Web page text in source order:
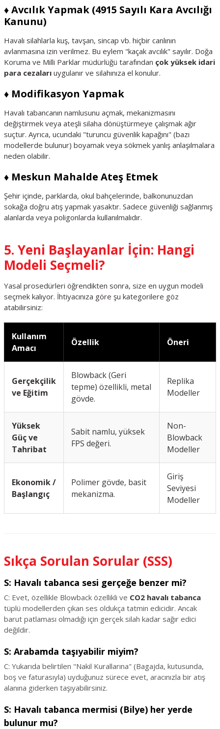
♦️ Avcılık Yapmak (4915 Sayılı Kara Avcılığı
Kanunu)
Havalı silahlarla kuş, tavşan, sincap vb. hiçbir canlının
avlanmasına izin verilmez. Bu eylem "kaçak avcılık" sayılır. Doğa
Koruma ve Milli Parklar müdürlüğü tarafından çok yüksek idari
para cezaları uygulanır ve silahınıza el konulur.
♦️ Modifikasyon Yapmak
Havalı tabancanın namlusunu açmak, mekanizmasını
değiştirmek veya ateşli silaha dönüştürmeye çalışmak ağır
suçtur. Ayrıca, ucundaki "turuncu güvenlik kapağını" (bazı
modellerde bulunur) boyamak veya sökmek yanlış anlaşılmalara
neden olabilir.
♦️ Meskun Mahalde Ateş Etmek
Şehir içinde, parklarda, okul bahçelerinde, balkonunuzdan
sokağa doğru atış yapmak yasaktır. Sadece güvenliği sağlanmış
alanlarda veya poligonlarda kullanılmalıdır.
5. Yeni Başlayanlar İçin: Hangi
Modeli Seçmeli?
Yasal prosedürleri öğrendikten sonra, size en uygun modeli
seçmek kalıyor. İhtiyacınıza göre şu kategorilere göz
atabilirsiniz:
Kullanım
Amacı
Özellik Öneri
Gerçekçilik
ve Eğitim
Blowback (Geri
tepme) özellikli, metal
gövde.
Replika
Modeller
Yüksek
Güç ve
Tahribat
Sabit namlu, yüksek
FPS değeri.
Non-
Blowback
Modeller
Ekonomik /
Başlangıç
Polimer gövde, basit
mekanizma.
Giriş
Seviyesi
Modeller
Sıkça Sorulan Sorular (SSS)
S: Havalı tabanca sesi gerçeğe benzer mi?
C: Evet, özellikle Blowback özellikli ve CO2 havalı tabanca
tüplü modellerden çıkan ses oldukça tatmin edicidir. Ancak
barut patlaması olmadığı için gerçek silah kadar sağır edici
değildir.
S: Arabamda taşıyabilir miyim?
C: Yukarıda belirtilen "Nakil Kurallarına" (Bagajda, kutusunda,
boş ve faturasıyla) uyduğunuz sürece evet, aracınızla bir atış
alanına giderken taşıyabilirsiniz.
S: Havalı tabanca mermisi (Bilye) her yerde
bulunur mu?